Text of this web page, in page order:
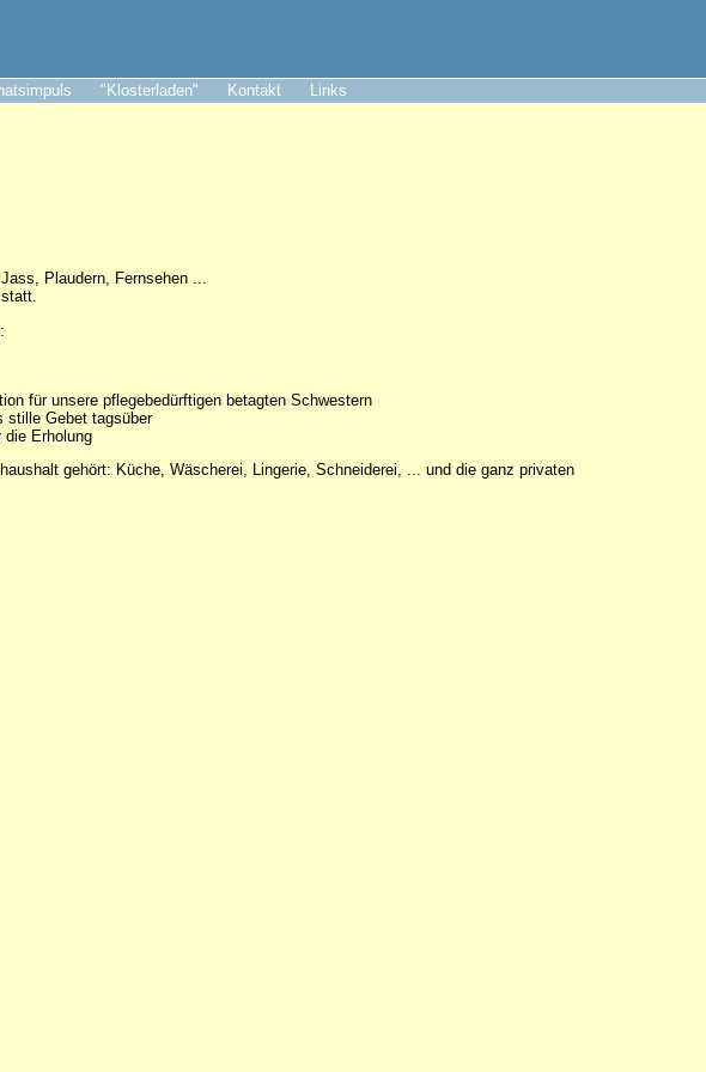
"Klosterladen" Kontakt Links
Plaudern, Fernsehen ...
für unsere pflegebedürftigen betagten Schwestern
stille Gebet tagsüber
die Erholung
gehört: Küche, Wäscherei, Lingerie, Schneiderei, ... und die ganz privaten